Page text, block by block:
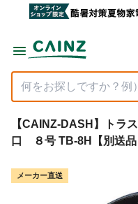
【CAINZ-DASH】トラ
口 ８号 TB-8H【別送品
メーカー直送